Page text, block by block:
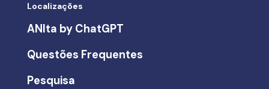
Localizações
ANIta by ChatGPT
Questões Frequentes
Pesquisa